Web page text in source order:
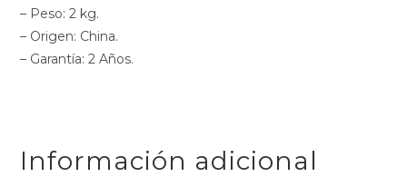
– Peso: 2 kg.
– Origen: China.
– Garantía: 2 Años.
Información adicional